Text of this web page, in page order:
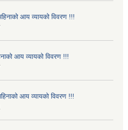
आय व्यायको विवरण !!!
आय व्यायको विवरण !!!
आय व्यायको विवरण !!!